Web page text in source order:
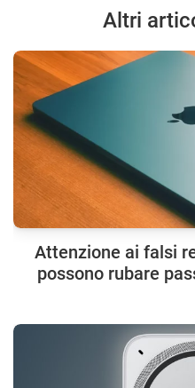
Altri
Attenzione ai falsi
possono rubare